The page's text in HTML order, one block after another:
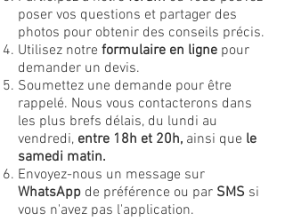
poser vos questions et partager des
photos pour obtenir des conseils précis.
Utilisez notre formulaire en ligne pour
demander un devis.
Soumettez une demande pour être
rappelé. Nous vous contacterons dans
les plus brefs délais, du lundi au
vendredi, entre 18h et 20h, ainsi que le
samedi matin.
Envoyez-nous un message sur
WhatsApp de préférence ou par SMS si
vous n'avez pas l'application.